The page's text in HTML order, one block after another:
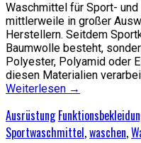
Waschmittel für Sport-
mittlerweile in großer
Herstellern. Seitdem
Baumwolle besteht,
Polyester, Polyamid oder
diesen Materialien
Weiterlesen →
Ausrüstung
Sportwaschmittel,waschen,